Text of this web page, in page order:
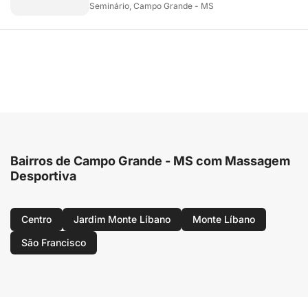
Seminário, Campo Grande - MS
Bairros de Campo Grande - MS com Massagem
Desportiva
Centro Jardim Monte Líbano
Monte Líbano
São Francisco